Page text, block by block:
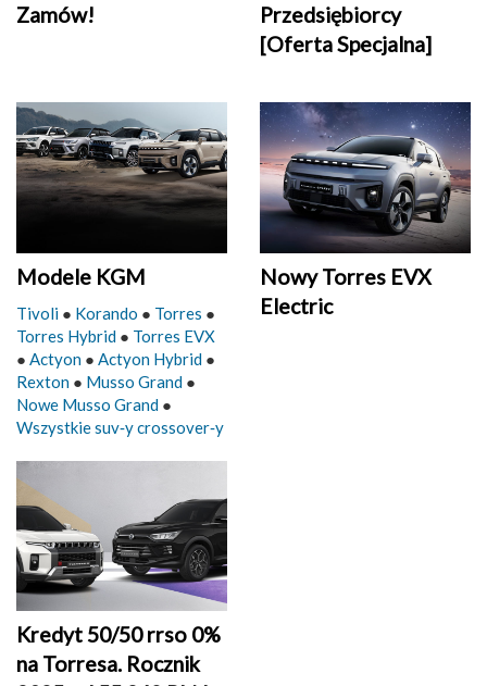
Zamów!
Przedsiębiorcy
[Oferta Specjalna]
Modele KGM
Tivoli ● Korando ● Torres ●
Torres Hybrid ● Torres EVX
● Actyon ● Actyon Hybrid ●
Rexton ● Musso Grand ●
Nowe Musso Grand ●
Wszystkie suv‑y crossover‑y
Nowy Torres EVX
Electric
Kredyt 50/50 rrso 0%
na Torresa. Rocznik